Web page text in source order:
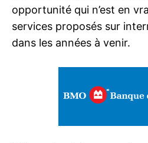
opportunité qui n’est en
services proposés sur
dans les années à venir.